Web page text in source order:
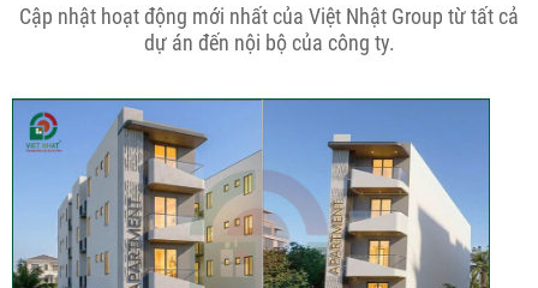
THÔNG BÁO KẾ HOẠCH TĂNG ĐƠN
GIÁ XÂY DỰNG NHÀ...
Thép Râu Tường – Kinh Nghiệm Thi
Công Chuẩn Kỹ...
10 Vị Trí Nên Xây Gạch Đinh – Chủ
Đầu...
Cập nhật hoạt động mới nhất của Việt Nhật Group từ tất cả
dự án đến nội bộ của công ty.